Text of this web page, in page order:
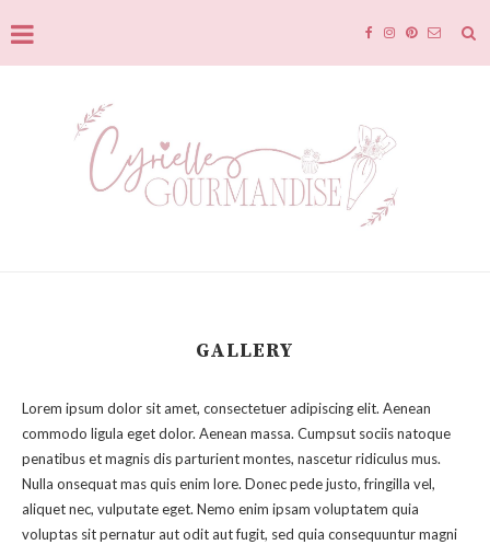
GALLERY
Lorem ipsum dolor sit amet, consectetuer adipiscing elit. Aenean
commodo ligula eget dolor. Aenean massa. Cumpsut sociis natoque
penatibus et magnis dis parturient montes, nascetur ridiculus mus.
Nulla onsequat mas quis enim lore. Donec pede justo, fringilla vel,
aliquet nec, vulputate eget. Nemo enim ipsam voluptatem quia
voluptas sit pernatur aut odit aut fugit, sed quia consequuntur magni